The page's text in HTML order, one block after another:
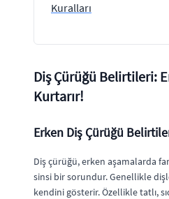
Kuralları
Diş Çürüğü Belirtileri:
Kurtarır!
Erken Diş Çürüğü
Diş çürüğü, erken aşamalarda
sinsi bir sorundur. Genellikle
kendini gösterir. Özellikle tatlı,